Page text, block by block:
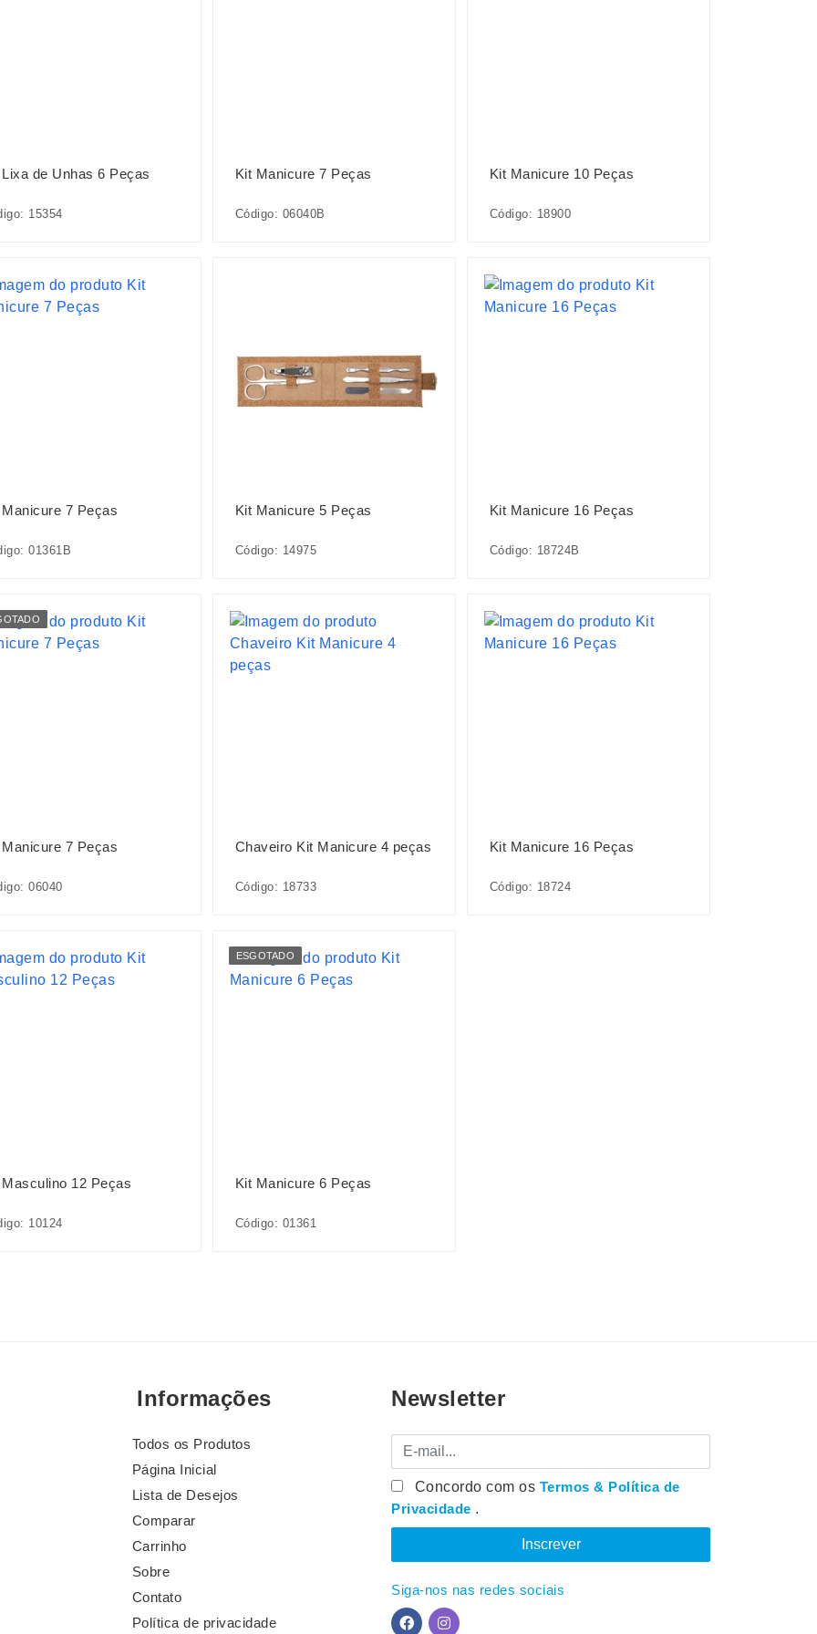
de Unhas 6 Peças
15354
Kit Manicure 7 Peças
Código: 06040B
Kit Manicure 10 Peças
Código: 18900
7 Peças
01361B
Kit Manicure 5 Peças
Código: 14975
Kit Manicure 16 Peças
Código: 18724B
7 Peças
06040
Chaveiro Kit Manicure 4 peças
Código: 18733
Kit Manicure 16 Peças
Código: 18724
12 Peças
10124
ESGOTADO
Kit Manicure 6 Peças
Código: 01361
Informações
Todos os Produtos
Página Inicial
Lista de Desejos
Comparar
Carrinho
Sobre
Contato
Política de privacidade
Newsletter
E-mail
Concordo com os Termos & Política de
Privacidade .
Siga-nos nas redes sociais